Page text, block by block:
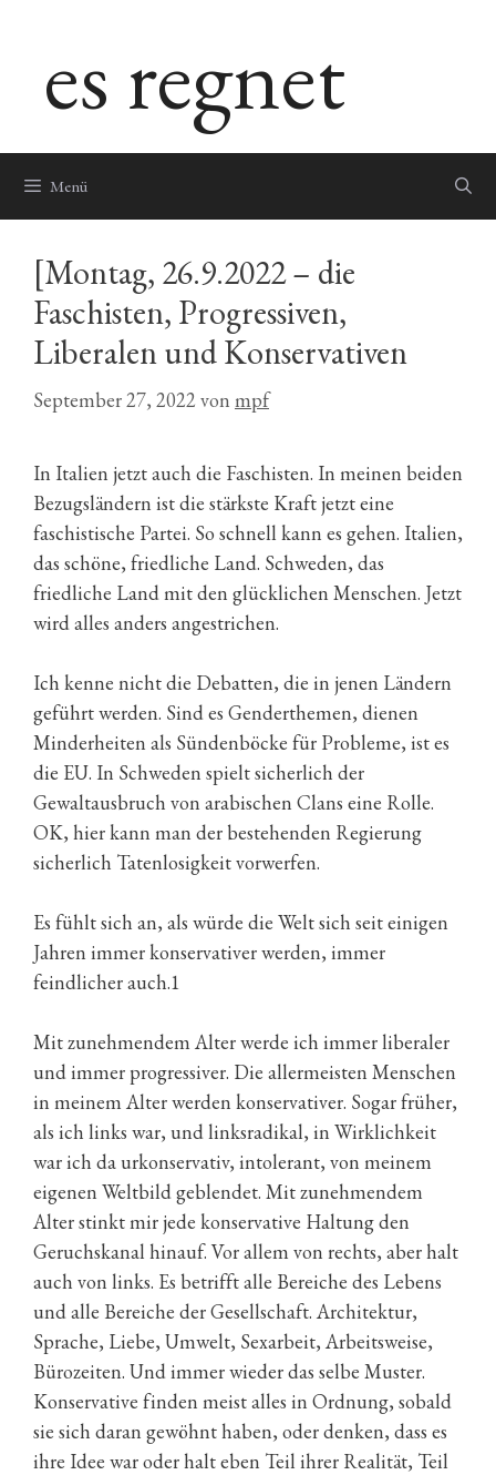
springenes regnet
Menü
[Montag, 26.9.2022 – die
Faschisten, Progressiven,
Liberalen und Konservativen
September 27, 2022 von mpf
In Italien jetzt auch die Faschisten. In meinen beiden
Bezugsländern ist die stärkste Kraft jetzt eine
faschistische Partei. So schnell kann es gehen. Italien,
das schöne, friedliche Land. Schweden, das
friedliche Land mit den glücklichen Menschen. Jetzt
wird alles anders angestrichen.
Ich kenne nicht die Debatten, die in jenen Ländern
geführt werden. Sind es Genderthemen, dienen
Minderheiten als Sündenböcke für Probleme, ist es
die EU. In Schweden spielt sicherlich der
Gewaltausbruch von arabischen Clans eine Rolle.
OK, hier kann man der bestehenden Regierung
sicherlich Tatenlosigkeit vorwerfen.
Es fühlt sich an, als würde die Welt sich seit einigen
Jahren immer konservativer werden, immer
feindlicher auch.1
Mit zunehmendem Alter werde ich immer liberaler
und immer progressiver. Die allermeisten Menschen
in meinem Alter werden konservativer. Sogar früher,
als ich links war, und linksradikal, in Wirklichkeit
war ich da urkonservativ, intolerant, von meinem
eigenen Weltbild geblendet. Mit zunehmendem
Alter stinkt mir jede konservative Haltung den
Geruchskanal hinauf. Vor allem von rechts, aber halt
auch von links. Es betrifft alle Bereiche des Lebens
und alle Bereiche der Gesellschaft. Architektur,
Sprache, Liebe, Umwelt, Sexarbeit, Arbeitsweise,
Bürozeiten. Und immer wieder das selbe Muster.
Konservative finden meist alles in Ordnung, sobald
sie sich daran gewöhnt haben, oder denken, dass es
ihre Idee war oder halt eben Teil ihrer Realität, Teil